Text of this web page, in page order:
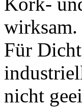
wirksam.
Für
nicht